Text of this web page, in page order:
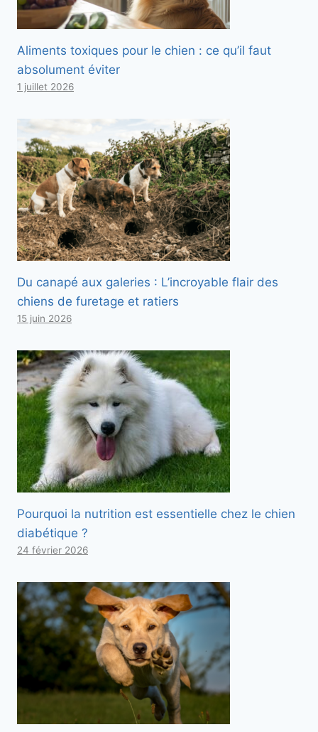
Aliments toxiques pour le chien : ce qu’il faut
absolument éviter
1 juillet 2026
Du canapé aux galeries : L’incroyable flair des
chiens de furetage et ratiers
15 juin 2026
Pourquoi la nutrition est essentielle chez le chien
diabétique ?
24 février 2026